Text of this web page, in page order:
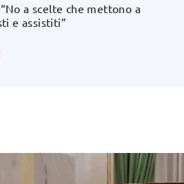
a scelte che mettono a
e assistiti”